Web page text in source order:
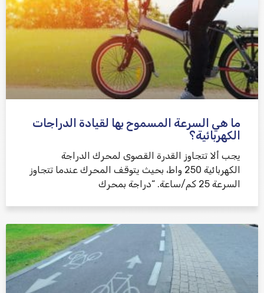
ما هي السرعة المسموح بها لقيادة الدراجات
الكهربائية؟
يجب ألا تتجاوز القدرة القصوى لمحرك الدراجة
الكهربائية 250 واط، بحيث يتوقف المحرك عندما تتجاوز
السرعة 25 كم/ساعة. “دراجة بمحرك